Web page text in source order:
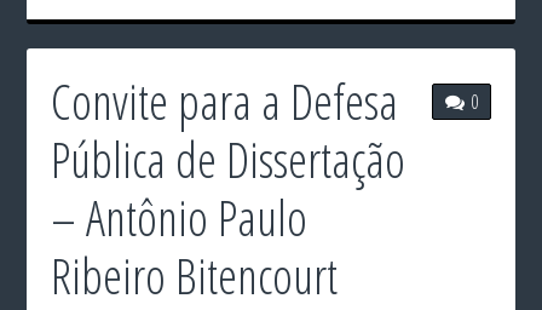
0
Convite para a Defesa
Pública de Dissertação
– Antônio Paulo
Ribeiro Bitencourt